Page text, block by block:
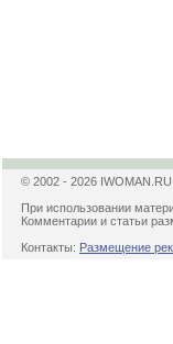
© 2002 - 2026 IWOMAN.RU
При использовании
Комментарии и статьи
Контакты: Размещение